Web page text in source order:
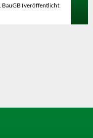
BauGB (veröffentlicht